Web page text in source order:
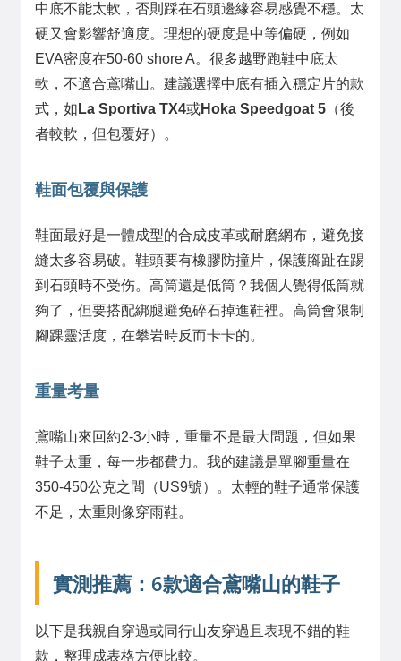
中底不能太軟，否則踩在石頭邊緣容易感覺不穩。太
硬又會影響舒適度。理想的硬度是中等偏硬，例如
EVA密度在50-60 shore A。很多越野跑鞋中底太
軟，不適合鳶嘴山。建議選擇中底有插入穩定片的款
式，如 La Sportiva TX4或Hoka Speedgoat 5 （後
者較軟，但包覆好）。
鞋面包覆與保護
鞋面最好是一體成型的合成皮革或耐磨網布，避免接
縫太多容易破。鞋頭要有橡膠防撞片，保護腳趾在踢
到石頭時不受伤。高筒還是低筒？我個人覺得低筒就
夠了，但要搭配綁腿避免碎石掉進鞋裡。高筒會限制
腳踝靈活度，在攀岩時反而卡卡的。
重量考量
鳶嘴山來回約2-3小時，重量不是最大問題，但如果
鞋子太重，每一步都費力。我的建議是單腳重量在
350-450公克之間（US9號）。太輕的鞋子通常保護
不足，太重則像穿雨鞋。
實測推薦：6款適合鳶嘴山的鞋子
以下是我親自穿過或同行山友穿過且表現不錯的鞋
款，整理成表格方便比較。